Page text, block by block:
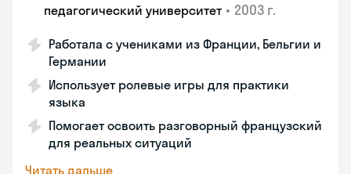
педагогический университет • 2003 г.
Работала с учениками из Франции, Бельгии и
Германии
Использует ролевые игры для практики
языка
Помогает освоить разговорный французский
для реальных ситуаций
Читать дальше